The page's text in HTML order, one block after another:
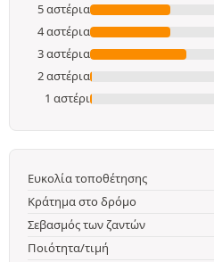
5 αστέρια
4 αστέρια
3 αστέρια
2 αστέρια
1 αστέρι
Ευκολία τοποθέτησης
Κράτημα στο δρόμο
Σεβασμός των ζαντών
Ποιότητα/τιμή